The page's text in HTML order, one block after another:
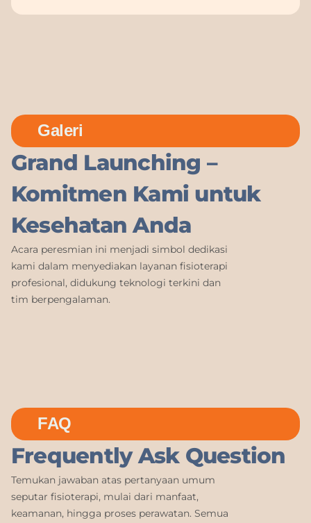
Galeri
Grand Launching –
Komitmen Kami untuk
Kesehatan Anda
Acara peresmian ini menjadi simbol dedikasi
kami dalam menyediakan layanan fisioterapi
profesional, didukung teknologi terkini dan
tim berpengalaman.
FAQ
Frequently Ask Question
Temukan jawaban atas pertanyaan umum
seputar fisioterapi, mulai dari manfaat,
keamanan, hingga proses perawatan. Semua